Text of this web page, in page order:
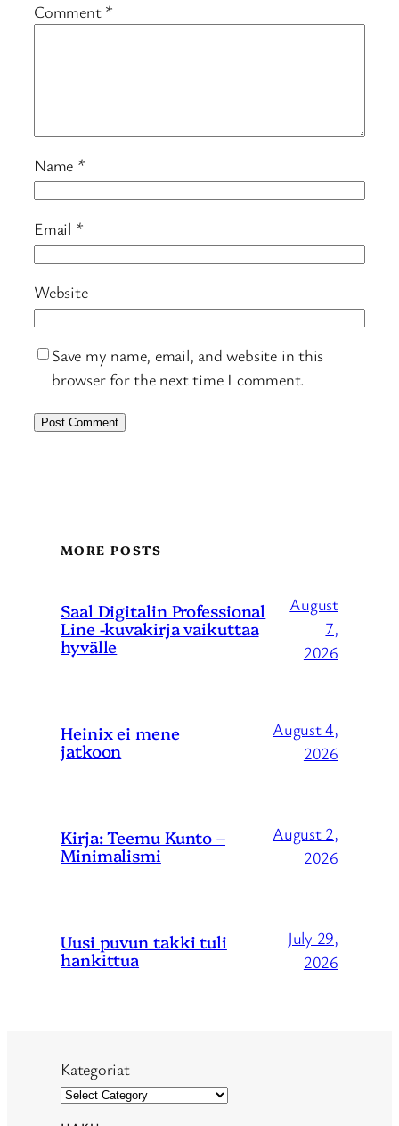
Comment *
Name *
Email *
Website
Save my name, email, and website in this
browser for the next time I comment.
MORE POSTS
Saal Digitalin Professional
Line -kuvakirja vaikuttaa
hyvälle
August
7,
2026
Heinix ei mene
jatkoon
August 4,
2026
Kirja: Teemu Kunto –
Minimalismi
August 2,
2026
Uusi puvun takki tuli
hankittua
July 29,
2026
Kategoriat